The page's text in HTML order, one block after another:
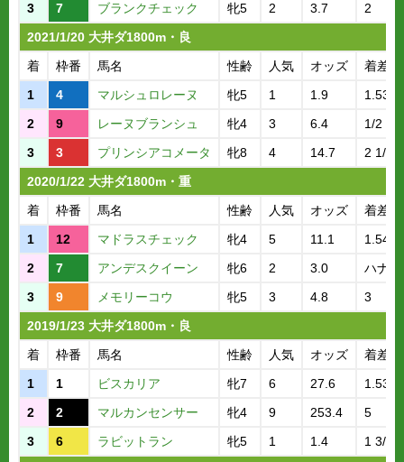
3
7 ブランクチェック 牝5 2 3.7
2
2021/1/20 大井ダ1800m・良
着
枠番 馬名 性齢 人気 オッズ
着差
1
4 マルシュロレーヌ 牝5 1 1.9
1.53.7
2
9 レーヌブランシュ 牝4 3 6.4
1/2
3
3 プリンシアコメータ 牝8 4 14.7
2 1/2
2020/1/22 大井ダ1800m・重
着
枠番 馬名 性齢 人気 オッズ
着差
1
12 マドラスチェック 牝4 5 11.1
1.54.3
2
7 アンデスクイーン 牝6 2 3.0
ハナ
3
9 メモリーコウ 牝5 3 4.8
3
2019/1/23 大井ダ1800m・良
着
枠番 馬名 性齢 人気 オッズ
着差
1
1 ビスカリア 牝7 6 27.6
1.53.3
2
2 マルカンセンサー 牝4 9 253.4
5
3
6 ラビットラン 牝5 1 1.4
1 3/4